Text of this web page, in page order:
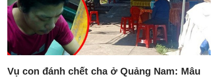
Vụ con đánh chết cha ở Quảng Nam: Mâu